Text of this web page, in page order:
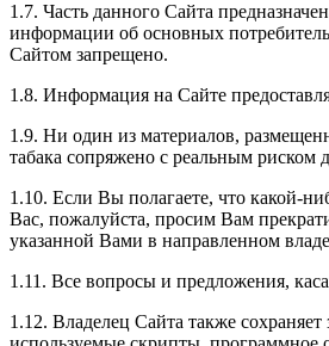
1.7. Часть данного Сайта
информации об основных
Сайтом запрещено.
1.8. Информация на Сайте
1.9. Ни один из материалов,
табака сопряжено с реальным риском
1.10. Если Вы полагаете, что какой-
Вас, пожалуйста, просим Вам
указанной Вами в направленном
1.11. Все вопросы и предложения,
1.12. Владелец Сайта также